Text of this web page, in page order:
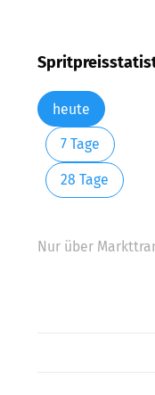
heute
7 Tage
28 Tage
Nur über